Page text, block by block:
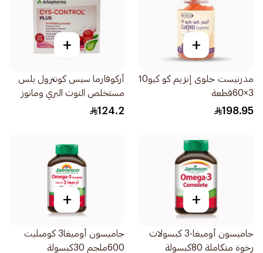
+
مذرنيست حلوى إنزيم كو كيو10
3×60قطعة
198.95
+
أركوفارما سيس كونترول بلس
مستخلص التوت البري ومانوز
14كيس
124.2
+
جاميسون أوميغا-3 كبسولات
رخوة متكاملة 80كبسولة
+
جاميسون أوميغا3 كومبليت
600ملجم 30كبسولة